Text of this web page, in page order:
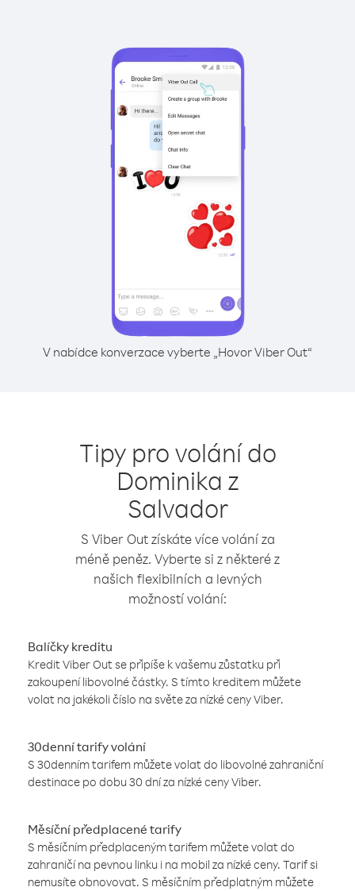
V nabídce konverzace vyberte „Hovor Viber Out“
Tipy pro volání do
Dominika z
Salvador
S Viber Out získáte více volání za
méně peněz. Vyberte si z některé z
našich flexibilních a levných
možností volání:
Balíčky kreditu
Kredit Viber Out se připíše k vašemu zůstatku při
zakoupení libovolné částky. S tímto kreditem můžete
volat na jakékoli číslo na světe za nízké ceny Viber.
30denní tarify volání
S 30denním tarifem můžete volat do libovolné zahraniční
destinace po dobu 30 dní za nízké ceny Viber.
Měsíční předplacené tarify
S měsíčním předplaceným tarifem můžete volat do
zahraničí na pevnou linku i na mobil za nízké ceny. Tarif si
nemusíte obnovovat. S měsíčním předplatným můžete